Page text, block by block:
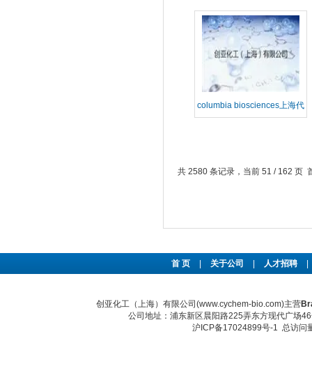
columbia biosciences上海代
理
共 2580 条记录，当前 51 / 162 页
首 页 关于公司 人才招聘
创亚化工（上海）有限公司(www.cychem-bio.com)主营
公司地址：浦东新区晨阳路225弄东方现代广场
沪ICP备17024899号-1 总访问